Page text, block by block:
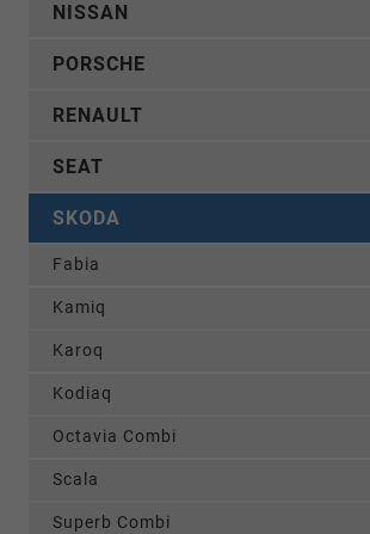
NISSAN
PORSCHE
RENAULT
SEAT
SKODA
Fabia
Kamiq
Karoq
Kodiaq
Octavia Combi
Scala
Superb Combi